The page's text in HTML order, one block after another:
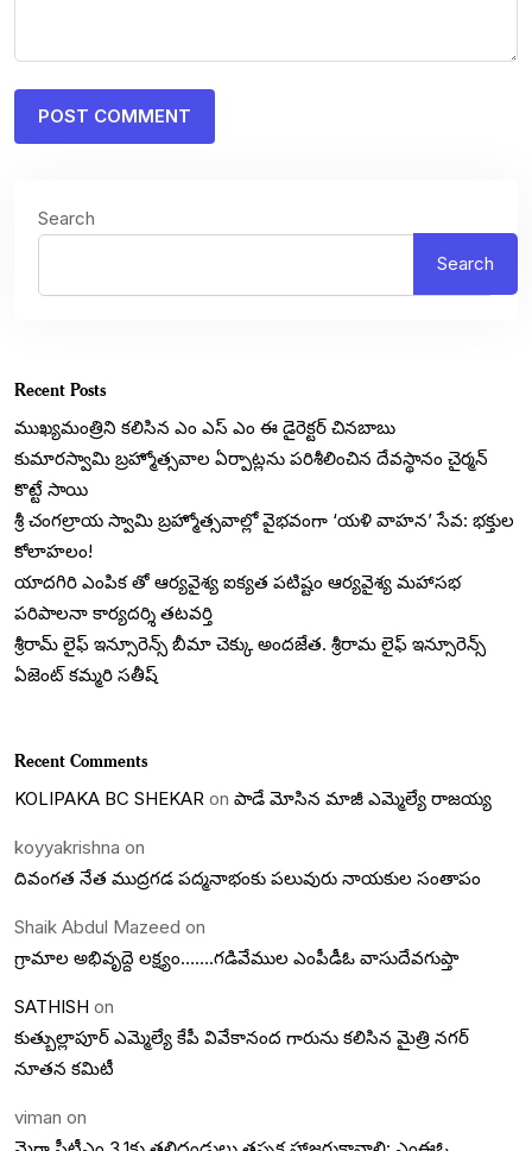
Search
Search
Recent Posts
ముఖ్యమంత్రిని కలిసిన ఎం ఎస్ ఎం ఈ డైరెక్టర్ చినబాబు
కుమారస్వామి బ్రహ్మోత్సవాల ఏర్పాట్లను పరిశీలించిన దేవస్థానం చైర్మన్
కొట్టే సాయి
శ్రీ చంగల్రాయ స్వామి బ్రహ్మోత్సవాల్లో వైభవంగా ‘యళి వాహన’ సేవ: భక్తుల
కోలాహలం!
యాదగిరి ఎంపిక తో ఆర్యవైశ్య ఐక్యత పటిష్టం ఆర్యవైశ్య మహాసభ
పరిపాలనా కార్యదర్శి తటవర్తి
శ్రీరామ్ లైఫ్ ఇన్సూరెన్స్ బీమా చెక్కు అందజేత. శ్రీరామ లైఫ్ ఇన్సూరెన్స్
ఏజెంట్ కమ్మరి సతీష్
Recent Comments
KOLIPAKA BC SHEKAR on పాడే మోసిన మాజీ ఎమ్మెల్యే రాజయ్య
koyyakrishna on
దివంగత నేత ముద్రగడ పద్మనాభంకు పలువురు నాయకుల సంతాపం
Shaik Abdul Mazeed on
గ్రామాల అభివృద్దె లక్ష్యం…….గడివేముల ఎంపీడీఓ వాసుదేవగుప్తా
SATHISH on
కుత్బుల్లాపూర్ ఎమ్మెల్యే కేపీ వివేకానంద గారును కలిసిన మైత్రి నగర్
నూతన కమిటీ
viman on